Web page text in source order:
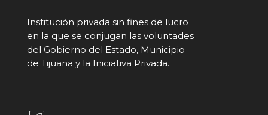
Institución privada sin fines de lucro
en la que se conjugan las voluntades
del Gobierno del Estado, Municipio
de Tijuana y la Iniciativa Privada.